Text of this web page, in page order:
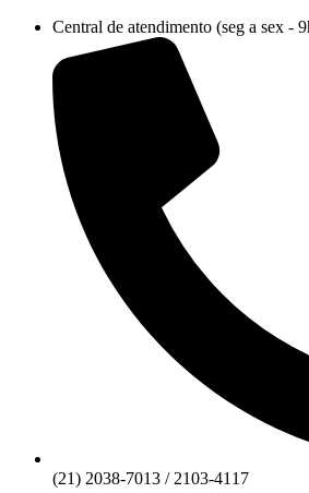
conteúdo
Central de atendimento (seg a sex -
(21) 2038-7013 / 2103-4117